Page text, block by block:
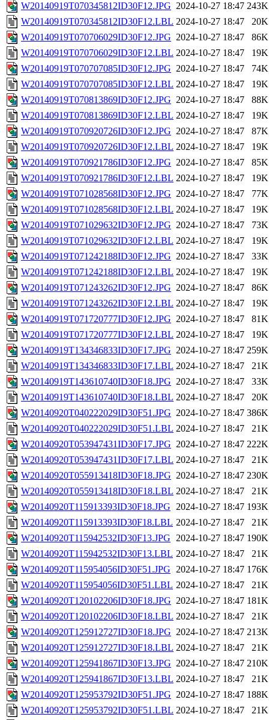
W20140919T070345812ID30F12.JPG 2024-10-27 18:47 243K
W20140919T070345812ID30F12.LBL 2024-10-27 18:47
20K
W20140919T070706029ID30F12.JPG 2024-10-27 18:47
86K
W20140919T070706029ID30F12.LBL 2024-10-27 18:47
19K
W20140919T070707085ID30F12.JPG 2024-10-27 18:47
74K
W20140919T070707085ID30F12.LBL 2024-10-27 18:47
19K
W20140919T070813869ID30F12.JPG 2024-10-27 18:47
88K
W20140919T070813869ID30F12.LBL 2024-10-27 18:47
19K
W20140919T070920726ID30F12.JPG 2024-10-27 18:47
87K
W20140919T070920726ID30F12.LBL 2024-10-27 18:47
19K
W20140919T070921786ID30F12.JPG 2024-10-27 18:47
85K
W20140919T070921786ID30F12.LBL 2024-10-27 18:47
19K
W20140919T071028568ID30F12.JPG 2024-10-27 18:47
77K
W20140919T071028568ID30F12.LBL 2024-10-27 18:47
19K
W20140919T071029632ID30F12.JPG 2024-10-27 18:47
73K
W20140919T071029632ID30F12.LBL 2024-10-27 18:47
19K
W20140919T071242188ID30F12.JPG 2024-10-27 18:47
33K
W20140919T071242188ID30F12.LBL 2024-10-27 18:47
19K
W20140919T071243262ID30F12.JPG 2024-10-27 18:47
86K
W20140919T071243262ID30F12.LBL 2024-10-27 18:47
19K
W20140919T071720777ID30F12.JPG 2024-10-27 18:47
81K
W20140919T071720777ID30F12.LBL 2024-10-27 18:47
19K
W20140919T134346833ID30F17.JPG 2024-10-27 18:47 259K
W20140919T134346833ID30F17.LBL 2024-10-27 18:47
21K
W20140919T143610740ID30F18.JPG 2024-10-27 18:47
33K
W20140919T143610740ID30F18.LBL 2024-10-27 18:47
20K
W20140920T040222029ID30F51.JPG 2024-10-27 18:47 386K
W20140920T040222029ID30F51.LBL 2024-10-27 18:47
21K
W20140920T053947431ID30F17.JPG 2024-10-27 18:47 222K
W20140920T053947431ID30F17.LBL 2024-10-27 18:47
21K
W20140920T055913418ID30F18.JPG 2024-10-27 18:47 230K
W20140920T055913418ID30F18.LBL 2024-10-27 18:47
21K
W20140920T115913393ID30F18.JPG 2024-10-27 18:47 193K
W20140920T115913393ID30F18.LBL 2024-10-27 18:47
21K
W20140920T115942532ID30F13.JPG 2024-10-27 18:47 190K
W20140920T115942532ID30F13.LBL 2024-10-27 18:47
21K
W20140920T115954056ID30F51.JPG 2024-10-27 18:47 176K
W20140920T115954056ID30F51.LBL 2024-10-27 18:47
21K
W20140920T120102206ID30F18.JPG 2024-10-27 18:47 181K
W20140920T120102206ID30F18.LBL 2024-10-27 18:47
21K
W20140920T125912727ID30F18.JPG 2024-10-27 18:47 213K
W20140920T125912727ID30F18.LBL 2024-10-27 18:47
21K
W20140920T125941867ID30F13.JPG 2024-10-27 18:47 210K
W20140920T125941867ID30F13.LBL 2024-10-27 18:47
21K
W20140920T125953792ID30F51.JPG 2024-10-27 18:47 188K
W20140920T125953792ID30F51.LBL 2024-10-27 18:47 21K